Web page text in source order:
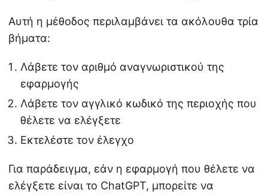
Αυτή η μέθοδος περιλαμβάνει τα ακόλουθα τρία
βήματα:
Λάβετε τον αριθμό αναγνωριστικού της
εφαρμογής
Λάβετε τον αγγλικό κωδικό της περιοχής που
θέλετε να ελέγξετε
Εκτελέστε τον έλεγχο
Για παράδειγμα, εάν η εφαρμογή που θέλετε να
ελέγξετε είναι το ChatGPT, μπορείτε να